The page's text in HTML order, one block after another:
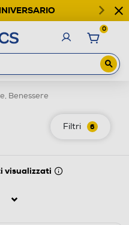
0
Benessere
Filtri 6
visualizzati